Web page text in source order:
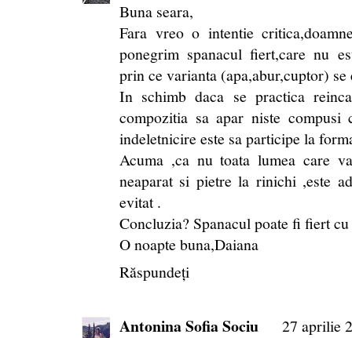
Buna seara,
Fara vreo o intentie
ponegrim spanacul fiert,care nu
prin ce varianta (apa,abur,cuptor) se
In schimb daca se practica
compozitia sa apar niste
indeletnicire este sa participe la
Acuma ,ca nu toata lumea care
neaparat si pietre la rinichi ,este
evitat .
Concluzia? Spanacul poate fi fiert
O noapte buna,Daiana
Răspundeți
Antonina Sofia Sociu
27 aprilie